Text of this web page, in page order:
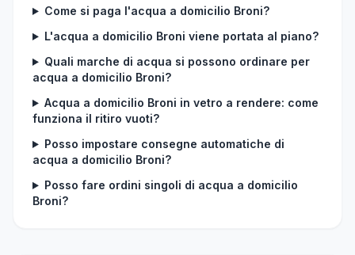
Come si paga l'acqua a domicilio Broni?
L'acqua a domicilio Broni viene portata al piano?
Quali marche di acqua si possono ordinare per
acqua a domicilio Broni?
Acqua a domicilio Broni in vetro a rendere: come
funziona il ritiro vuoti?
Posso impostare consegne automatiche di
acqua a domicilio Broni?
Posso fare ordini singoli di acqua a domicilio
Broni?